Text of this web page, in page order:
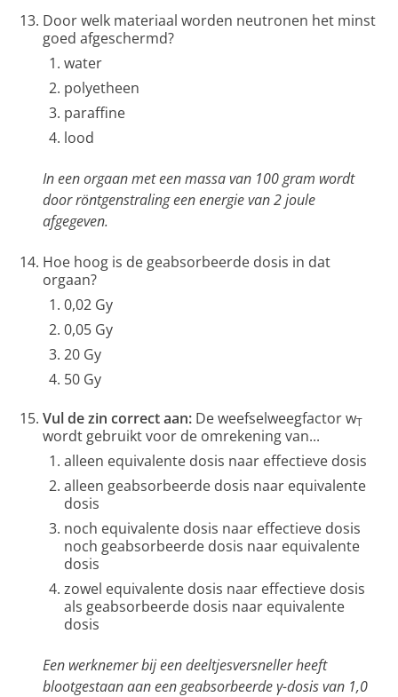
Door welk materiaal worden neutronen het minst
goed afgeschermd?
water
polyetheen
paraffine
lood
In een orgaan met een massa van 100 gram wordt
door röntgenstraling een energie van 2 joule
afgegeven.
Hoe hoog is de geabsorbeerde dosis in dat
orgaan?
0,02 Gy
0,05 Gy
20 Gy
50 Gy
Vul de zin correct aan: De weefselweegfactor wT
wordt gebruikt voor de omrekening van...
alleen equivalente dosis naar effectieve dosis
alleen geabsorbeerde dosis naar equivalente
dosis
noch equivalente dosis naar effectieve dosis
noch geabsorbeerde dosis naar equivalente
dosis
zowel equivalente dosis naar effectieve dosis
als geabsorbeerde dosis naar equivalente
dosis
Een werknemer bij een deeltjesversneller heeft
blootgestaan aan een geabsorbeerde γ-dosis van 1,0